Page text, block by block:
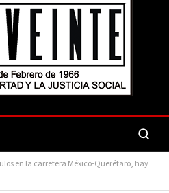
en la carretera México-Querétaro, hay